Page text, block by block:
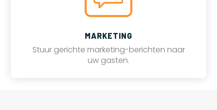
MARKETING
Stuur gerichte marketing-berichten naar
uw gasten.